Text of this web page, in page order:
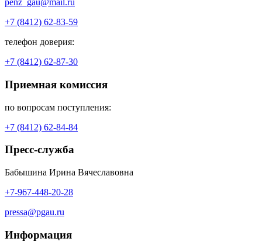
penz_gau@mail.ru
+7 (8412) 62-83-59
телефон доверия:
+7 (8412) 62-87-30
Приемная комиссия
по вопросам поступления:
+7 (8412) 62-84-84
Пресс-служба
Бабышина Ирина Вячеславовна
+7-967-448-20-28
pressa@pgau.ru
Информация